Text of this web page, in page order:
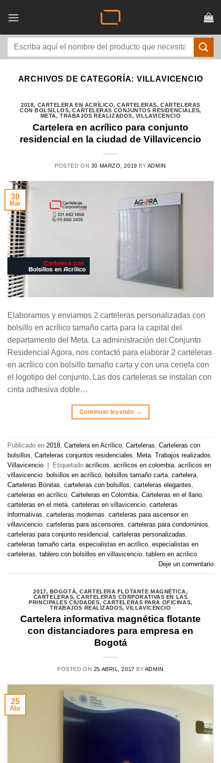
Buscar
ARCHIVOS DE CATEGORÍA: VILLAVICENCIO
2018, CARTELERA EN ACRÍLICO,CARTELERAS,CARTELERAS
CON BOLSILLOS,CARTELERAS CONJUNTOS RESIDENCIALES,
META,TRABAJOS REALIZADOS, VILLAVICENCIO
Cartelera en acrílico para conjunto
residencial en la ciudad de Villavicencio
POSTED ON 30 MARZO, 2019 BY ADMIN
30
Mar
Elaboramos y enviamos 2 carteleras personalizadas con
bolsillo en acrílico tamaño carta para la capital del
departamento del Meta. La administración del Conjunto
Residencial Agora, nos contactó para elaborar 2 carteleras
en acrílico con bolsillo tamaño carta y con una cenefa con
el logotipo del conjunto. Las dos carteleras se instalan con
cinta adhesiva doble…
Continuar leyendo →
Publicado en 2018, Cartelera en Acrílico, Carteleras, Carteleras con
bolsillos, Carteleras conjuntos residenciales, Meta, Trabajos realizados,
Villavicencio
Etiquetado acrílicos, acrílicos en colombia, acrílicos en
villavicencio, bolsillos en acrílico, bolsillos tamaño carta, cartelera,
Carteleras Bonitas, carteleras con bolsillos, carteleras elegantes,
carteleras en acrílico, Carteleras en Colombia, Carteleras en el llano,
carteleras en el meta, carteleras en villavicencio, carteleras
informativas, carteleras modernas, carteleras para ascensor en
villavicencio, carteleras para ascensores, carteleras para condominios,
carteleras para conjunto residencial , carteleras personalizadas,
carteleras tamaño carta, especialistas en acrílico, especialistas en
carteleras, tablero con bolsillos en villavicencio, tablero en acrílico
Deje un comentario
2017, BOGOTÁ,CARTELERA FLOTANTE MAGNÉTICA,
CARTELERAS,CARTELERAS CORPORATIVAS EN LAS
PRINCIPALES CIUDADES, CARTELERAS PARA OFICINAS,
TRABAJOS REALIZADOS,VILLAVICENCIO
Cartelera informativa magnética flotante
con distanciadores para empresa en
Bogotá
POSTED ON 25 ABRIL, 2017 BY ADMIN
25
Abr